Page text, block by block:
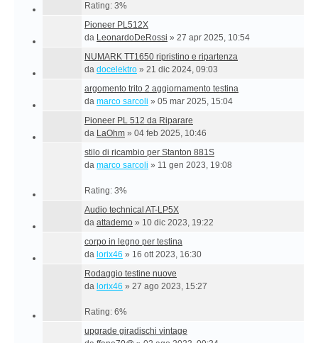
Rating: 3%
Pioneer PL512X
da LeonardoDeRossi » 27 apr 2025, 10:54
NUMARK TT1650 ripristino e ripartenza
da docelektro » 21 dic 2024, 09:03
argomento trito 2 aggiornamento testina
da marco sarcoli » 05 mar 2025, 15:04
Pioneer PL 512 da Riparare
da LaOhm » 04 feb 2025, 10:46
stilo di ricambio per Stanton 881S
da marco sarcoli » 11 gen 2023, 19:08
Rating: 3%
Audio technical AT-LP5X
da attademo » 10 dic 2023, 19:22
corpo in legno per testina
da lorix46 » 16 ott 2023, 16:30
Rodaggio testine nuove
da lorix46 » 27 ago 2023, 15:27
Rating: 6%
upgrade giradischi vintage